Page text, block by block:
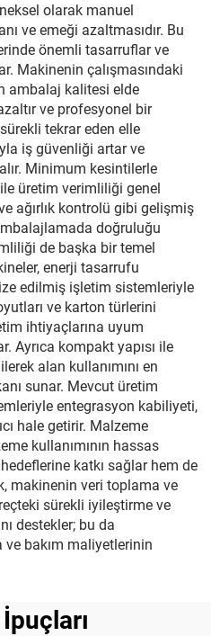
olarak manuel
ve emeği azaltmasıdır. Bu
önemli tasarruflar ve
Makinenin çalışmasındaki
ambalaj kalitesi elde
ve profesyonel bir
tekrar eden elle
iş güvenliği artar ve
Minimum kesintilerle
üretim verimliliği genel
ağırlık kontrolü gibi gelişmiş
doğruluğu
de başka bir temel
enerji tasarrufu
edilmiş işletim sistemleriyle
ve karton türlerini
ihtiyaçlarına uyum
Ayrıca kompakt yapısı ile
alan kullanımını en
sunar. Mevcut üretim
entegrasyon kabiliyeti,
hale getirir. Malzeme
kullanımının hassas
katkı sağlar hem de
makinenin veri toplama ve
sürekli iyileştirme ve
destekler; bu da
bakım maliyetlerinin